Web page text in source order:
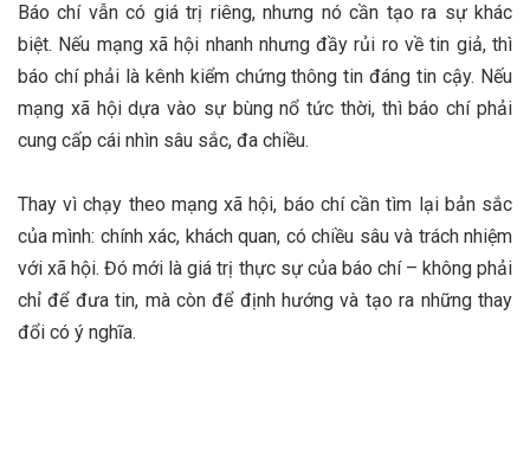
Báo chí vẫn có giá trị riêng, nhưng nó cần tạo ra sự khác
biệt. Nếu mạng xã hội nhanh nhưng đầy rủi ro về tin giả, thì
báo chí phải là kênh kiểm chứng thông tin đáng tin cậy. Nếu
mạng xã hội dựa vào sự bùng nổ tức thời, thì báo chí phải
cung cấp cái nhìn sâu sắc, đa chiều.
Thay vì chạy theo mạng xã hội, báo chí cần tìm lại bản sắc
của mình: chính xác, khách quan, có chiều sâu và trách nhiệm
với xã hội. Đó mới là giá trị thực sự của báo chí – không phải
chỉ để đưa tin, mà còn để định hướng và tạo ra những thay
đổi có ý nghĩa.